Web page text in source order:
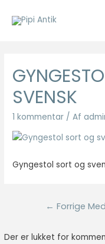
SVENSK
1 kommentar / Af
Gyngestol sort og
Indlægsnavigation
← Forrige
Der er lukket for